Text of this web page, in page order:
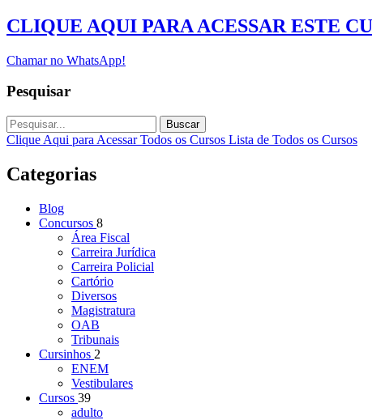
CLIQUE AQUI PARA ACESSAR ESTE
Chamar no WhatsApp!
Pesquisar
Buscar
Clique Aqui para Acessar Todos os Cursos Lista de Todos os Cursos
Categorias
Blog
Concursos 8
Área Fiscal
Carreira Jurídica
Carreira Policial
Cartório
Diversos
Magistratura
OAB
Tribunais
Cursinhos 2
ENEM
Vestibulares
Cursos 39
adulto